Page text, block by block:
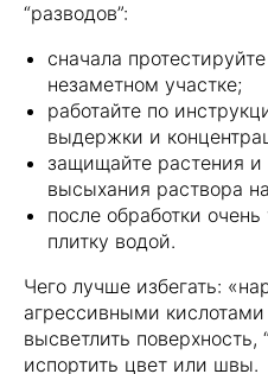
“разводов”:
сначала
незаметном участке;
работайте по
выдержки и
защищайте растения и
высыхания раствора
после обработки
плитку водой.
Чего лучше избегать:
агрессивными
высветлить поверхность,
испортить цвет или швы.